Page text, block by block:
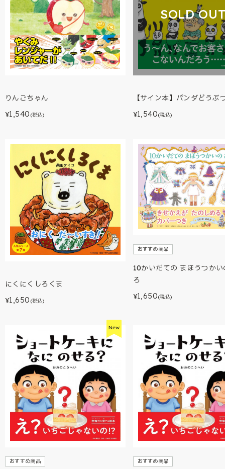
りんごちゃん
¥1,540 (税込)
SOLD
【サイン本】パンダどうぶ
¥1,540(税込)
にくにくしろくま
¥1,650 (税込)
おすすめ商品
10かいだての まほうつか
ろ
¥1,650(税込)
おすすめ商品 おすすめ商品